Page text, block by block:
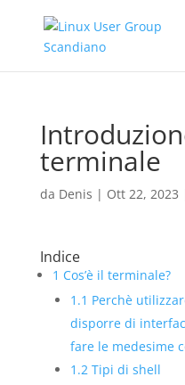
terminale
da Denis | Ott 22, 2023
Indice
1 Cos’è il terminale?
1.1 Perchè
disporre di
fare le medesime
1.2 Tipi di shell